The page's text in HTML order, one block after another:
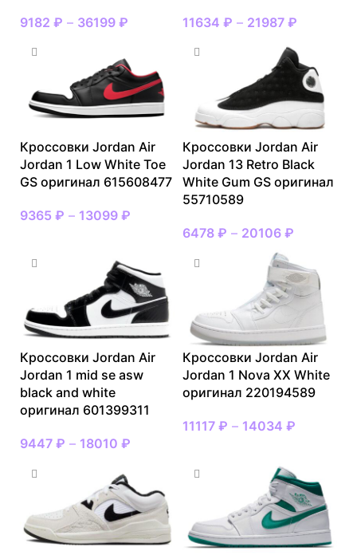
9182 ₽ – 36199 ₽ 11634 ₽ – 21987 ₽
Кроссовки Jordan Air
Jordan 1 Low White Toe
GS оригинал 615608477
9365 ₽ – 13099 ₽
Кроссовки Jordan Air
Jordan 13 Retro Black
White Gum GS оригинал
55710589
6478 ₽ – 20106 ₽
Кроссовки Jordan Air
Jordan 1 mid se asw
black and white
оригинал 601399311
9447 ₽ – 18010 ₽
Кроссовки Jordan Air
Jordan 1 Nova XX White
оригинал 220194589
11117 ₽ – 14034 ₽